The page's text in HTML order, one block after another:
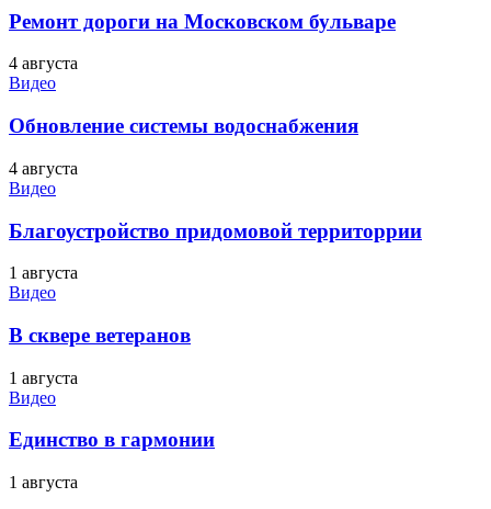
Ремонт дороги на Московском бульваре
4 августа
Видео
Обновление системы водоснабжения
4 августа
Видео
Благоустройство придомовой территоррии
1 августа
Видео
В сквере ветеранов
1 августа
Видео
Единство в гармонии
1 августа